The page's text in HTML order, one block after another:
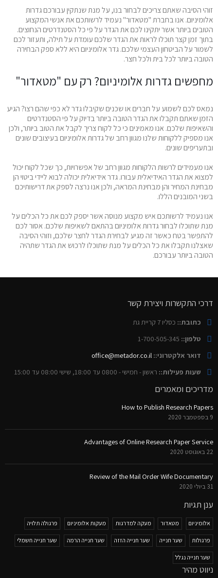
זוהי הסיבה שאתם צריכים לבחור בנו, על מנת שנתקין עבורכם גדרות
אלומיניום. אנו בחברת "מטאדור" נעמיד לרשותכם את אנשי המקצוע
הטובים ביותר אשר יתקינו לכם את הגדר על פי כל הסטנדרטים הנחוצים.
בתוך זמן קצר תוכלו לראות את הגדר שלכם עומדת על תילה, ותעזור לכם
לשמור על הביטחון העצמי שלכם. גדר אלומיניום היא ללא ספק הבחירה
הטובה ביותר לכל בית ולכל חצר.
מחפשים גדרות אלומיניום? רק עם "מטאדור"
נמאס לכם לשמוע על חברים או שכנים שקיבלו גדר לא כפי שהם רצו? הגיע
הזמן שאתם תקבלו את הגדר הטובה ביותר בדיוק על פי הסטנדרטים
והשאיפות שלכם. אנו מאמינים כי כל לקוח צריך לקבל את הטוב ביותר, ולכן
אנו מספיק ללקוחות שלנו מגוון רחב של גדרות אלומיניום בעיצובים שונים
ובתעריפים שונים.
אנו מעמידים לרשות הלקוחות מגוון רחב של אפשרויות, כך שכל לקוח יכול
למצוא את הגדר האידיאלית עבורו. גדר אידיאלית יכולה לבוא ליידי ביטוי הן
מבחינת המחיר והן מבחינת המראה, ולכן אנו נרצה לספק את דרישותיכם
בשני המובנים הללו.
אנו נעמיד לרשותכם איש מקצוע מנוסה אשר יספק לכם את כל הכלים על
מנת שתוכלו לבחור גדרות אלומיניום בהתאם לשאיפות שלכם. אסור לכם
להתפשר בטח כאשר זה מגיע לבחירת הגדר לחצר שלכם, וזוהי הסיבה
שאצלנו תקבלו את כל הכלים על מנת שתוכלו לרכוש את הגדר שתהיה
הטובה ביותר עבורכם.
דרכי התקשרות ויצירת קשר
כתובת:: כסליו 7 קריית גת
טלפון:: 1-700-505-345
דואר אלקטרוני:: office@metador.co.il
שעות פעילות:: ראשון - חמישי - 0800 עד 18:00, שישי 08:00 עד 15:00
מדריכים ומאמרים
How to Publish Research Papers
9 בספטמבר 2020
Advantages of Online Research Paper Service
22 באוגוסט 2020
Review of the Mail Order Wife Documentary
31 ביולי 2020
ענן תגיות
אלומיניום מטאדור מעקה למדרגות מעקות אלומיניום פרגולה תלויה
פרגולות שער חנייה שער חנייה הזזה שער חנייה הרמה שער חנייה חשמלי
שער חנייה נגלל
ניווט מהיר